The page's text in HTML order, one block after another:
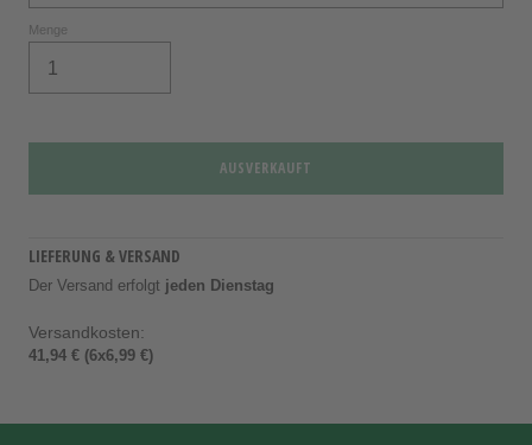
Menge
AUSVERKAUFT
LIEFERUNG & VERSAND
Der Versand erfolgt jeden Dienstag
Versandkosten:
41,94 € (6x6,99 €)